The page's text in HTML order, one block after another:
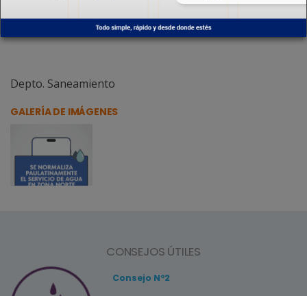
Se solicita a la comunidad hacer uso racional del
servicio.
Depto. Saneamiento
GALERÍA DE IMÁGENES
CONSEJOS ÚTILES
Consejo Nº2